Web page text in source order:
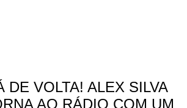
DE VOLTA! ALEX SILVA
AO RÁDIO COM UM